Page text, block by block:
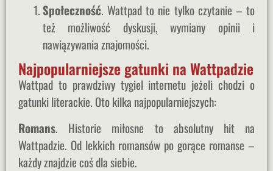
Społeczność. Wattpad to nie tylko czytanie – to
też możliwość dyskusji, wymiany opinii i
nawiązywania znajomości.
Najpopularniejsze gatunki na Wattpadzie
Wattpad to prawdziwy tygiel internetu jeżeli chodzi o
gatunki literackie. Oto kilka najpopularniejszych:
Romans. Historie miłosne to absolutny hit na
Wattpadzie. Od lekkich romansów po gorące romanse –
każdy znajdzie coś dla siebie.